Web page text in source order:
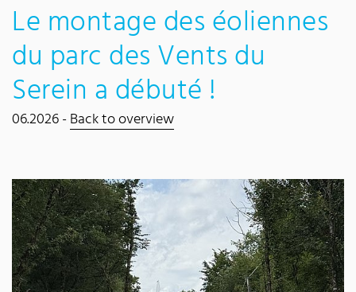
Le montage des éoliennes
du parc des Vents du
Serein a débuté !
06.2026 -Back to overview